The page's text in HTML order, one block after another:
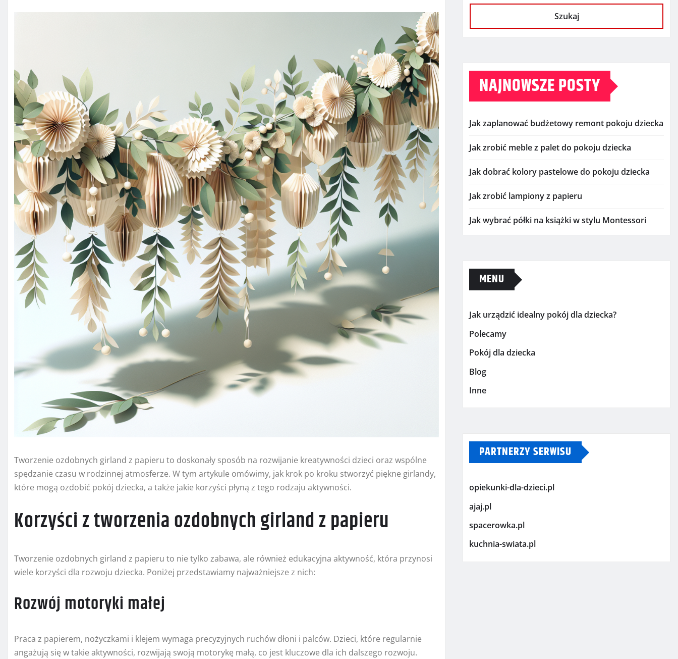
Tworzenie ozdobnych girland z papieru to doskonały sposób na rozwijanie kreatywności dzieci oraz wspólne
spędzanie czasu w rodzinnej atmosferze. W tym artykule omówimy, jak krok po kroku stworzyć piękne girlandy,
które mogą ozdobić pokój dziecka, a także jakie korzyści płyną z tego rodzaju aktywności.
Korzyści z tworzenia ozdobnych girland z papieru
Tworzenie ozdobnych girland z papieru to nie tylko zabawa, ale również edukacyjna aktywność, która przynosi
wiele korzyści dla rozwoju dziecka. Poniżej przedstawiamy najważniejsze z nich:
Rozwój motoryki małej
Praca z papierem, nożyczkami i klejem wymaga precyzyjnych ruchów dłoni i palców. Dzieci, które regularnie
angażują się w takie aktywności, rozwijają swoją motorykę małą, co jest kluczowe dla ich dalszego rozwoju.
Szukaj
NAJNOWSZE POSTY
Jak zaplanować budżetowy remont pokoju dziecka
Jak zrobić meble z palet do pokoju dziecka
Jak dobrać kolory pastelowe do pokoju dziecka
Jak zrobić lampiony z papieru
Jak wybrać półki na książki w stylu Montessori
MENU
Jak urządzić idealny pokój dla dziecka?
Polecamy
Pokój dla dziecka
Blog
Inne
PARTNERZY SERWISU
opiekunki-dla-dzieci.pl
ajaj.pl
spacerowka.pl
kuchnia-swiata.pl